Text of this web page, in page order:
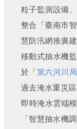
粒子監測設備
整合「臺南市
慧防汛網推廣
移動式抽水機
於「 第六河川局
過去淹水重災
即時淹水雲端
「智慧抽水機